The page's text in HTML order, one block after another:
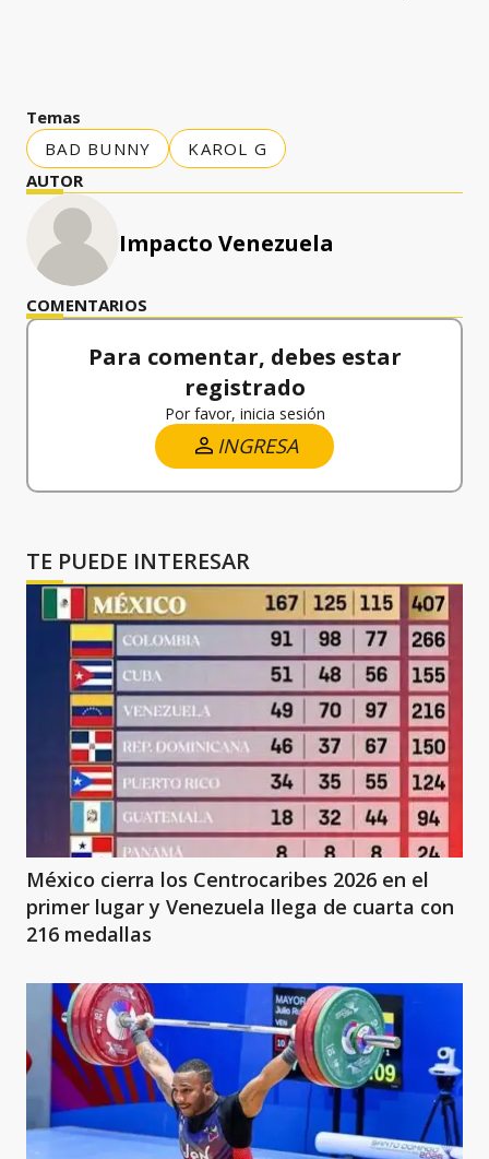
Temas
BAD BUNNY
KAROL G
AUTOR
Impacto Venezuela
COMENTARIOS
Para comentar, debes estar
registrado
Por favor, inicia sesión
INGRESA
TE PUEDE INTERESAR
México cierra los Centrocaribes 2026 en el
primer lugar y Venezuela llega de cuarta con
216 medallas